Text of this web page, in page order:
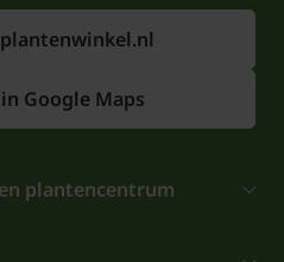
Google Maps
plantencentrum